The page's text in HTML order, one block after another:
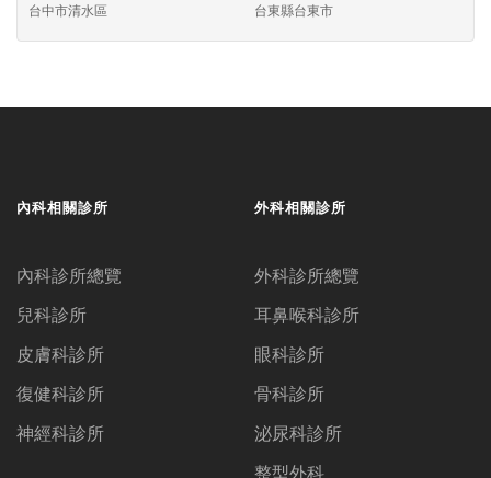
台中市清水區 台東縣台東市
內科相關診所
內科診所總覽
兒科診所
皮膚科診所
復健科診所
神經科診所
外科相關診所
外科診所總覽
耳鼻喉科診所
眼科診所
骨科診所
泌尿科診所
整型外科